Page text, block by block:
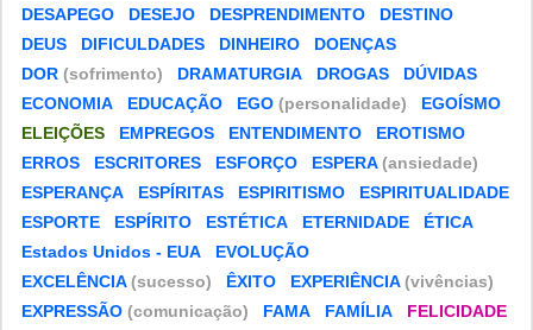
DESAPEGO
DESEJO DESPRENDIMENTO
DESTINO
DEUS
DIFICULDADES DINHEIRO
DOENÇAS
DOR (sofrimento) DRAMATURGIA DROGAS
DÚVIDAS
ECONOMIA
EDUCAÇÃO EGO (personalidade)
EGOÍSMO
ELEIÇÕES
EMPREGOS ENTENDIMENTO
EROTISMO
ERROS
ESCRITORES ESFORÇO ESPERA(ansiedade)
ESPERANÇA
ESPÍRITAS ESPIRITISMO
ESPIRITUALIDADE
ESPORTE
ESPÍRITO ESTÉTICA ETERNIDADE
ÉTICA
Estados Unidos - EUA
EVOLUÇÃO
EXCELÊNCIA(sucesso) ÊXITO EXPERIÊNCIA(vivências)
EXPRESSÃO (comunicação) FAMA FAMÍLIA
FELICIDADE